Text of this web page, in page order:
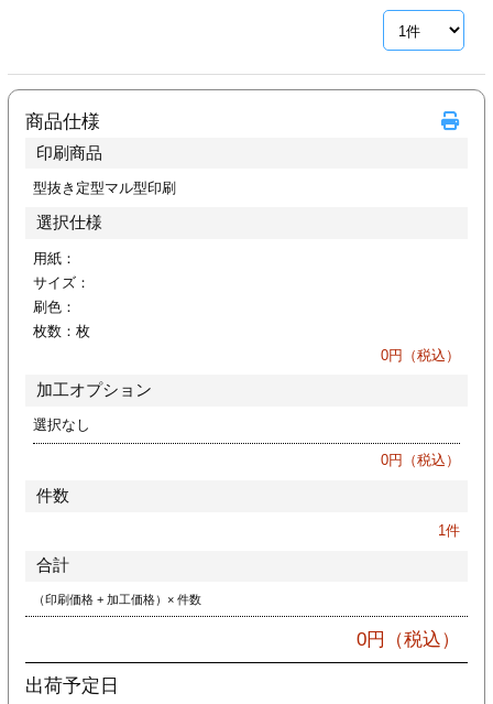
印刷
リーブ印刷
加工
ァイル印刷
リーブ
商品仕様
印刷商品
型抜き定型マル型印刷
選択仕様
用紙：
サイズ：
刷色：
枚数： 枚
0円（税込）
加工オプション
選択なし
0円（税込）
件数
1件
合計
（印刷価格 + 加工価格）× 件数
0円（税込）
出荷予定日